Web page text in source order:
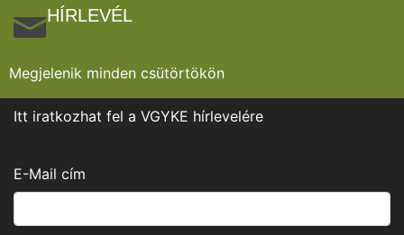
HÍRLEVÉL
Megjelenik minden csütörtökön
Itt iratkozhat fel a VGYKE hírlevelére
E-Mail cím